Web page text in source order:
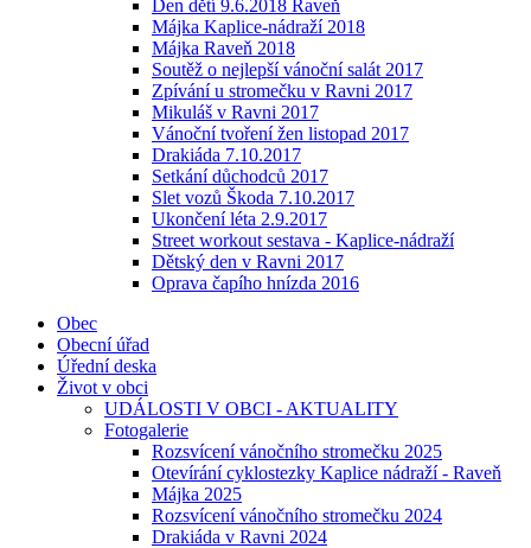
Den dětí 9.6.2018 Raveň
Májka Kaplice-nádraží 2018
Májka Raveň 2018
Soutěž o nejlepší vánoční salát 2017
Zpívání u stromečku v Ravni 2017
Mikuláš v Ravni 2017
Vánoční tvoření žen listopad 2017
Drakiáda 7.10.2017
Setkání důchodců 2017
Slet vozů Škoda 7.10.2017
Ukončení léta 2.9.2017
Street workout sestava - Kaplice-nádraží
Dětský den v Ravni 2017
Oprava čapího hnízda 2016
Obec
Obecní úřad
Úřední deska
Život v obci
UDÁLOSTI V OBCI - AKTUALITY
Fotogalerie
Rozsvícení vánočního stromečku 2025
Otevírání cyklostezky Kaplice nádraží - Raveň
Májka 2025
Rozsvícení vánočního stromečku 2024
Drakiáda v Ravni 2024